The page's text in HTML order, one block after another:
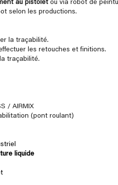
au pistoletou via robot de
selon les productions.
la traçabilité.
les retouches et finitions.
traçabilité.
/ AIRMIX
(pont roulant)
liquide